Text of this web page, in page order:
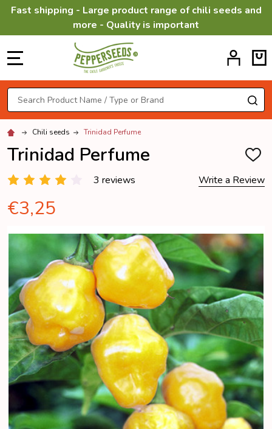
Fast shipping - Large product range of chili seeds and
more - Quality is important
Search
Chili seeds Trinidad Perfume
Trinidad Perfume ADD
WISH
LIST
3 reviews Write a Review
€3,25